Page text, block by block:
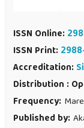
ISSN Online:
ISSN Print:
Accreditation:
Distribution :
Frequency:
Published by: